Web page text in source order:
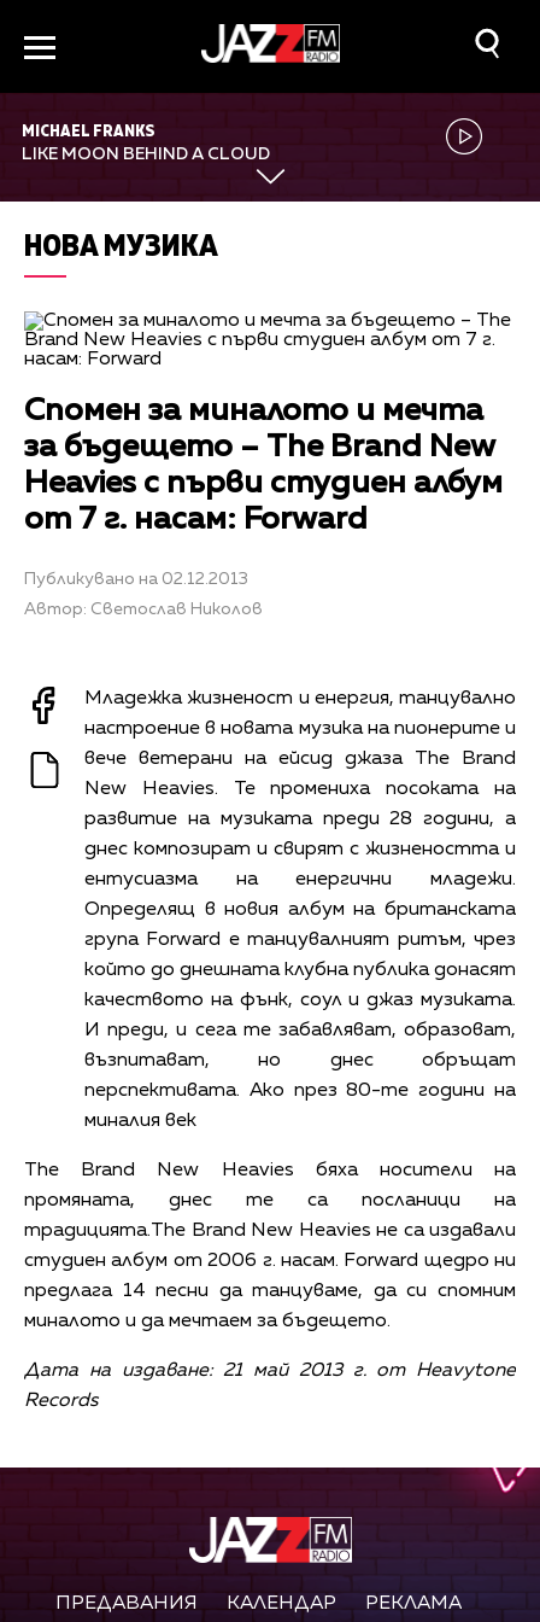
MICHAEL FRANKS
LIKE MOON BEHIND A CLOUD
НОВА МУЗИКА
Спомен за миналото и мечта
за бъдещето – The Brand New
Heavies с първи студиен албум
от 7 г. насам: Forward
Публикувано на 02.12.2013
Автор: Светослав Николов
Младежка жизненост и енергия, танцувално
настроение в новата музика на пионерите и
вече ветерани на ейсид джаза The Brand
New Heavies. Те промениха посоката на
развитие на музиката преди 28 години, а
днес композират и свирят с жизнеността и
ентусиазма на енергични младежи.
Определящ в новия албум на британската
група Forward е танцувалният ритъм, чрез
който до днешната клубна публика донасят
качеството на фънк, соул и джаз музиката.
И преди, и сега те забавляват, образоват,
възпитават, но днес обръщат
перспективата. Ако през 80-те години на
миналия век
The Brand New Heavies бяха носители на
промяната, днес те са посланици на
традицията.The Brand New Heavies не са издавали
студиен албум от 2006 г. насам. Forward щедро ни
предлага 14 песни да танцуваме, да си спомним
миналото и да мечтаем за бъдещето.
Дата на издаване: 21 май 2013 г. от Heavytone
Records
ПРЕДАВАНИЯ КАЛЕНДАР РЕКЛАМА